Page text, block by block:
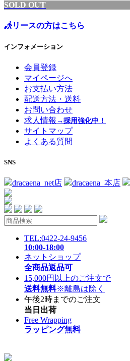
SOLD OUT
リースの方はこちら
インフォメーション
会員登録
マイページへ
お支払い方法
配送方法・送料
お問い合わせ
求人情報 →採用強化中！
サイトマップ
よくある質問
SNS
dracaena_net店 dracaena_本店
TEL:0422-24-9456
10:00-18:00
ネットショップ
全商品返品可
15,000円以上のご注文で
送料無料※離島は除く
午後2時までのご注文
当日出荷
Free Wrapping
ラッピング無料